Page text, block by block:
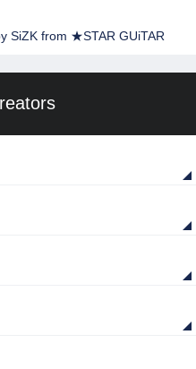
from ★STAR GUiTAR